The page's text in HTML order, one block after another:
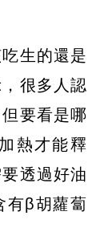
生的還是
很多人認
要看是哪
熱才能釋
透過好油
有β胡蘿蔔